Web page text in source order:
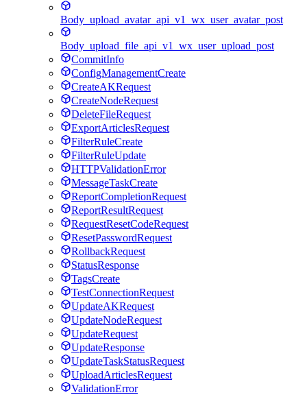
Body_upload_avatar_api_v1_wx_user_avatar_post
Body_upload_file_api_v1_wx_user_upload_post
CommitInfo
ConfigManagementCreate
CreateAKRequest
CreateNodeRequest
DeleteFileRequest
ExportArticlesRequest
FilterRuleCreate
FilterRuleUpdate
HTTPValidationError
MessageTaskCreate
ReportCompletionRequest
ReportResultRequest
RequestResetCodeRequest
ResetPasswordRequest
RollbackRequest
StatusResponse
TagsCreate
TestConnectionRequest
UpdateAKRequest
UpdateNodeRequest
UpdateRequest
UpdateResponse
UpdateTaskStatusRequest
UploadArticlesRequest
ValidationError